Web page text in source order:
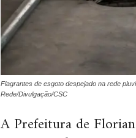
Flagrantes de esgoto despejado na rede
Rede/Divulgação/CSC
A Prefeitura de